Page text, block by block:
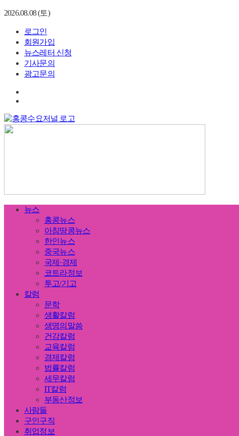
2026.08.08 (토)
로그인
회원가입
뉴스레터 신청
기사문의
광고문의
뉴스
홍콩뉴스
아침땅콩뉴스
한인뉴스
중국뉴스
국제·경제
코트라정보
투고/기고
칼럼
문학
생활칼럼
생명의말씀
건강칼럼
교육칼럼
경제칼럼
법률칼럼
세무칼럼
IT칼럼
부동산정보
사람들
구인구직
취업정보